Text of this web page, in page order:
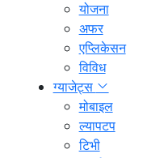
योजना
अफर
एप्लिकेसन
विविध
ग्याजेट्स
मोबाइल
ल्यापटप
टिभी